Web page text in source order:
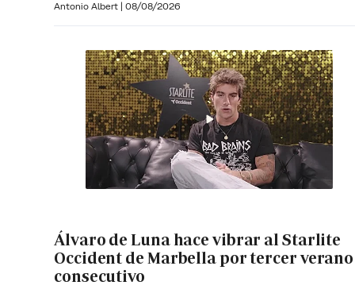
Antonio Albert | 08/08/2026
Álvaro de Luna hace vibrar al Starlite
Occident de Marbella por tercer verano
consecutivo